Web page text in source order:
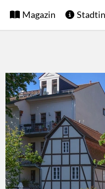
Magazin